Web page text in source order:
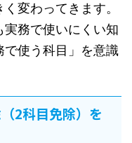
変わってきます。
務で使いにくい知
使う科目」を意識
2科目免除）を